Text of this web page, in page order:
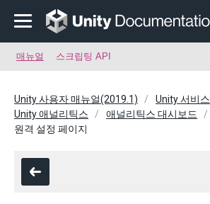
매뉴얼 스크립팅 API
Unity 사용자 매뉴얼(2019.1)
Unity 서비스
Unity 애널리틱스
애널리틱스 대시보드
원격 설정 페이지